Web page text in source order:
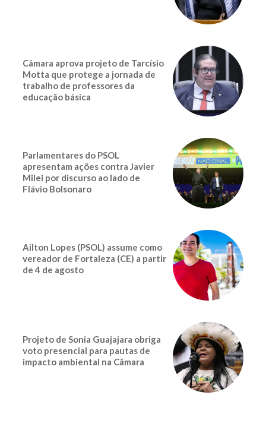
Câmara aprova projeto de Tarcísio
Motta que protege a jornada de
trabalho de professores da
educação básica
Parlamentares do PSOL
apresentam ações contra Javier
Milei por discurso ao lado de
Flávio Bolsonaro
Ailton Lopes (PSOL) assume como
vereador de Fortaleza (CE) a partir
de 4 de agosto
Projeto de Sonia Guajajara obriga
voto presencial para pautas de
impacto ambiental na Câmara